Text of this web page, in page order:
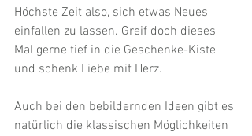
Höchste Zeit also, sich etwas Neues
einfallen zu lassen. Greif doch dieses
Mal gerne tief in die Geschenke-Kiste
und schenk Liebe mit Herz.
Auch bei den bebildernden Ideen gibt es
natürlich die klassischen Möglichkeiten